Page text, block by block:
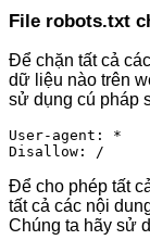
File robots.txt
Để chặn tất cả
dữ liệu nào trên
sử dụng cú pháp
User-agent: *
Disallow: /
Để cho phép tất
tất cả các nội
Chúng ta hãy sử